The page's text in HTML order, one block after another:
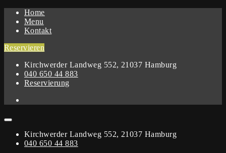
Home
Menu
Kontakt
Reservieren
Kirchwerder Landweg 552, 21037 Hamburg
040 650 44 883
Reservierung
Kirchwerder Landweg 552, 21037 Hamburg
040 650 44 883